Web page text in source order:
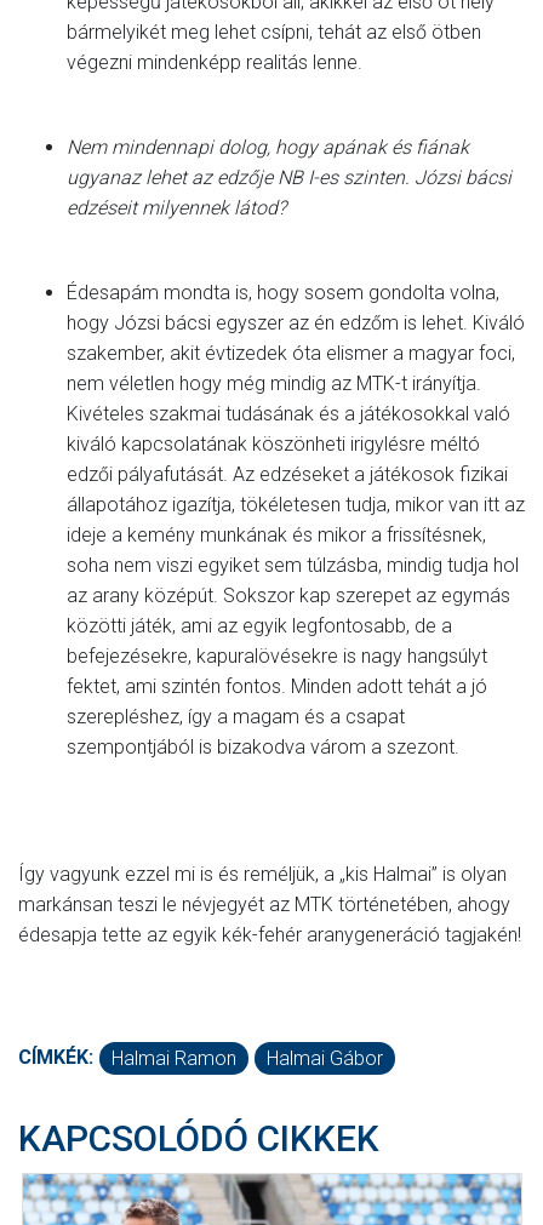
bármelyikét meg lehet csípni, tehát az első ötben
végezni mindenképp realitás lenne.
Nem mindennapi dolog, hogy apának és fiának
ugyanaz lehet az edzője NB I-es szinten. Józsi bácsi
edzéseit milyennek látod?
Édesapám mondta is, hogy sosem gondolta volna,
hogy Józsi bácsi egyszer az én edzőm is lehet. Kiváló
szakember, akit évtizedek óta elismer a magyar foci,
nem véletlen hogy még mindig az MTK-t irányítja.
Kivételes szakmai tudásának és a játékosokkal való
kiváló kapcsolatának köszönheti irigylésre méltó
edzői pályafutását. Az edzéseket a játékosok fizikai
állapotához igazítja, tökéletesen tudja, mikor van itt az
ideje a kemény munkának és mikor a frissítésnek,
soha nem viszi egyiket sem túlzásba, mindig tudja hol
az arany középút. Sokszor kap szerepet az egymás
közötti játék, ami az egyik legfontosabb, de a
befejezésekre, kapuralövésekre is nagy hangsúlyt
fektet, ami szintén fontos. Minden adott tehát a jó
szerepléshez, így a magam és a csapat
szempontjából is bizakodva várom a szezont.
Így vagyunk ezzel mi is és reméljük, a „kis Halmai” is olyan
markánsan teszi le névjegyét az MTK történetében, ahogy
édesapja tette az egyik kék-fehér aranygeneráció tagjakén!
CÍMKÉK: Halmai Ramon Halmai Gábor
KAPCSOLÓDÓ CIKKEK